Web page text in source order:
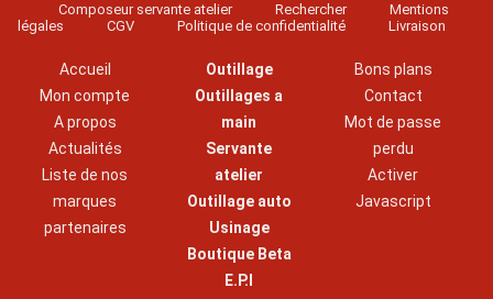
Composeur servante atelier Rechercher
Mentions
légales
CGV Politique de confidentialité Livraison
Accueil
Mon compte
A propos
Actualités
Liste de nos
marques
partenaires
Outillage
Outillages a
main
Servante
atelier
Outillage auto
Usinage
Boutique Beta
E.P.I
Bons plans
Contact
Mot de passe
perdu
Activer
Javascript